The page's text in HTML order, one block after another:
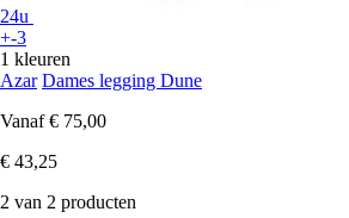
24u
+-3
1 kleuren
Azar Dames legging Dune
Vanaf € 75,00
€ 43,25
2 van 2 producten